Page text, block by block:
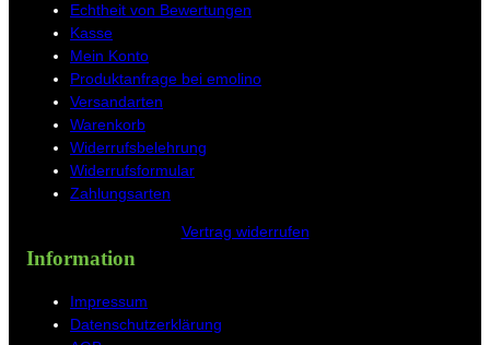
Echtheit von Bewertungen
Kasse
Mein Konto
Produktanfrage bei emolino
Versandarten
Warenkorb
Widerrufsbelehrung
Widerrufsformular
Zahlungsarten
Vertrag widerrufen
Information
Impressum
Datenschutzerklärung